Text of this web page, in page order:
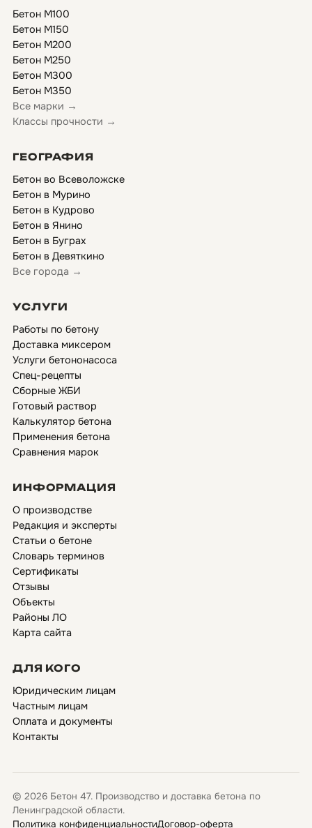
Бетон М100
Бетон М150
Бетон М200
Бетон М250
Бетон М300
Бетон М350
Все марки →
Классы прочности →
ГЕОГРАФИЯ
Бетон во Всеволожске
Бетон в Мурино
Бетон в Кудрово
Бетон в Янино
Бетон в Буграх
Бетон в Девяткино
Все города →
УСЛУГИ
Работы по бетону
Доставка миксером
Услуги бетононасоса
Спец-рецепты
Сборные ЖБИ
Готовый раствор
Калькулятор бетона
Применения бетона
Сравнения марок
ИНФОРМАЦИЯ
О производстве
Редакция и эксперты
Статьи о бетоне
Словарь терминов
Сертификаты
Отзывы
Объекты
Районы ЛО
Карта сайта
ДЛЯ КОГО
Юридическим лицам
Частным лицам
Оплата и документы
Контакты
© 2026 Бетон 47. Производство и доставка бетона по
Ленинградской области.
Политика конфиденциальностиДоговор-оферта